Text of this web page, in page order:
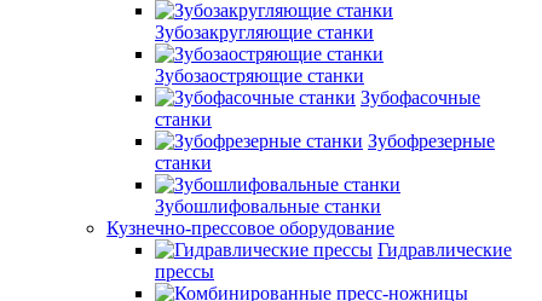
Зубозакругляющие станки
Зубозаостряющие станки
Зубофасочные
станки
Зубофрезерные
станки
Зубошлифовальные станки
Кузнечно-прессовое оборудование
Гидравлические
прессы